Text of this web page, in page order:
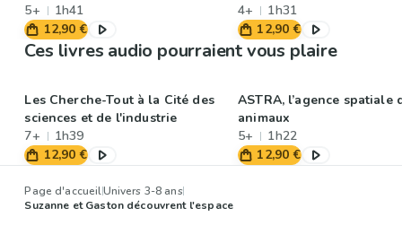
5+
1h41
12,90 €
4+
1h31
12,90 €
Ces livres audio pourraient vous plaire
Les Cherche-Tout à la Cité des
sciences et de l'industrie
7+
1h39
12,90 €
ASTRA, l’agence spatiale
animaux
5+
1h22
12,90 €
Page d'accueilUnivers 3-8 ans
Suzanne et Gaston découvrent l'espace